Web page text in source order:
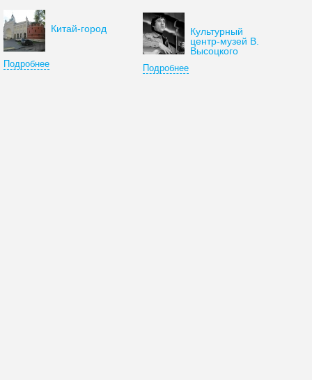
Китай-город
Подробнее
Культурный
центр-музей В.
Высоцкого
Подробнее